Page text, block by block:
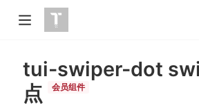
tui-swiper-dot
点
会员组件